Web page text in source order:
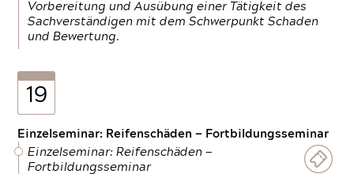
Vorbereitung und Ausübung einer Tätigkeit des
Sachverständigen mit dem Schwerpunkt Schaden
und Bewertung.
19
Einzelseminar: Reifenschäden — Fortbildungsseminar
Einzelseminar: Reifenschäden —
Fortbildungsseminar